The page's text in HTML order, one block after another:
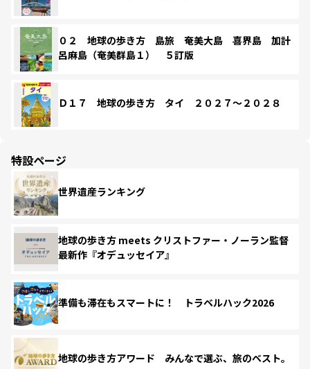
０２ 地球の歩き方 島旅 奄美大島 喜界島 加計
呂麻島（奄美群島１） ５訂版
Ｄ１７ 地球の歩き方 タイ ２０２７～２０２８
特設ページ
世界遺産ランキング
地球の歩き方 meets クリストファー・ノーラン監督
最新作『オデュッセイア』
準備も滞在もスマートに！ トラベルハック2026
地球の歩き方アワード みんなで選ぶ、旅のベスト。